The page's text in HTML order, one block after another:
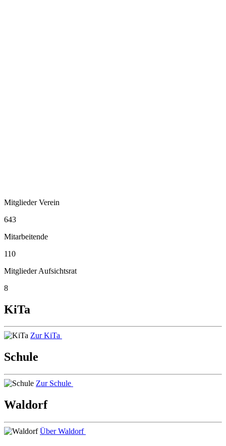
Mitglieder Verein
643
Mitarbeitende
110
Mitglieder Aufsichtsrat
8
KiTa
Zur KiTa
Schule
Zur Schule
Waldorf
Über Waldorf